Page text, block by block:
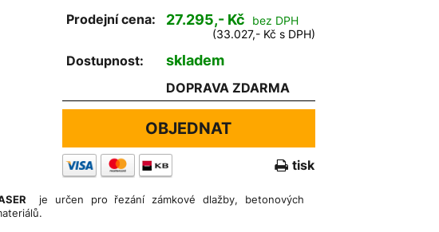
Prodejní cena: 27.295,- Kč
bez DPH
(33.027,- Kč s DPH)
Dostupnost: skladem
DOPRAVA ZDARMA
OBJEDNAT
tisk
je určen pro řezání zámkové dlažby, betonových